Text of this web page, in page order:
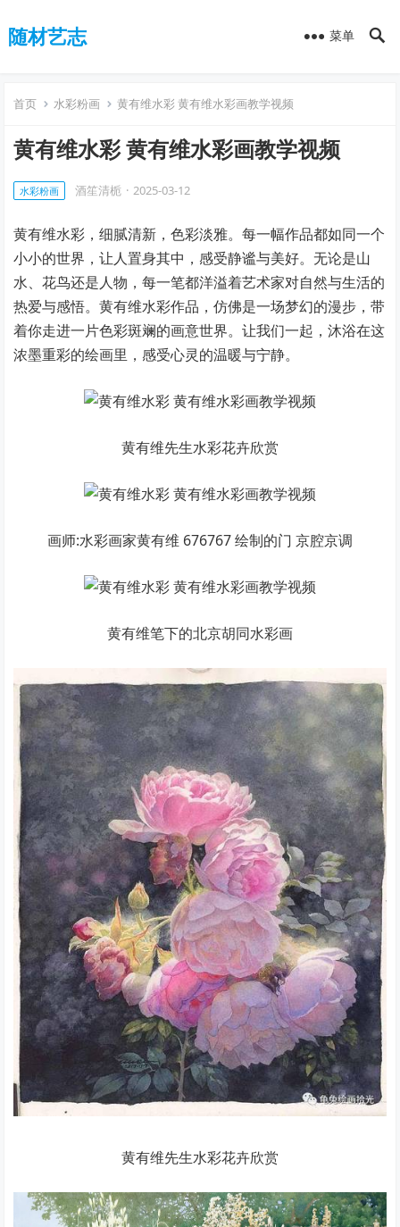
随材艺志 菜单
首页 水彩粉画 黄有维水彩 黄有维水彩画教学视频
黄有维水彩 黄有维水彩画教学视频
水彩粉画 酒笙清栀 · 2025-03-12
黄有维水彩，细腻清新，色彩淡雅。每一幅作品都如同一个
小小的世界，让人置身其中，感受静谧与美好。无论是山
水、花鸟还是人物，每一笔都洋溢着艺术家对自然与生活的
热爱与感悟。黄有维水彩作品，仿佛是一场梦幻的漫步，带
着你走进一片色彩斑斓的画意世界。让我们一起，沐浴在这
浓墨重彩的绘画里，感受心灵的温暖与宁静。
黄有维先生水彩花卉欣赏
画师:水彩画家黄有维 676767 绘制的门 京腔京调
黄有维笔下的北京胡同水彩画
黄有维先生水彩花卉欣赏